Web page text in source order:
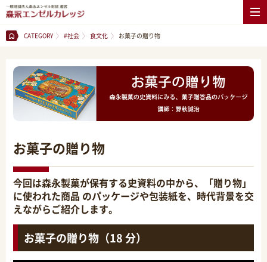
CATEGORY #社会 食文化 お菓子の贈り物
お菓子の贈り物
今回は森永製菓が保有する史資料の中から、「贈り物」
に使われた商品 のパッケージや包装紙を、時代背景を交
えながらご紹介します。
お菓子の贈り物（18 分）